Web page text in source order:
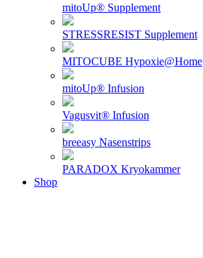
mitoUp® Supplement
STRESSRESIST Supplement
MITOCUBE Hypoxie@Home
mitoUp® Infusion
Vagusvit® Infusion
breeasy Nasenstrips
PARADOX Kryokammer
Shop